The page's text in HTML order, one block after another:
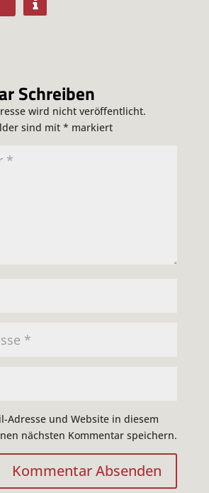
Schreiben
wird nicht veröffentlicht.
sind mit * markiert
Adresse und Website in diesem
nächsten Kommentar speichern.